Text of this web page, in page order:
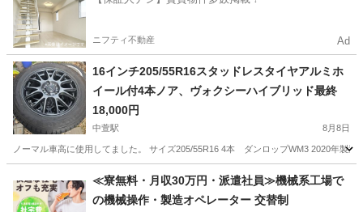
ニフティ不動産 Ad
16インチ205/55R16スタッドレスタイヤアルミホ
イール付4本ノア、ヴォクシーハイブリッド最終
18,000円
中萱駅 8月8日
ノーマル車高に使用してました。 サイズ205/55R16 4本 ダンロップWM3 2020年製
中萱駅 タイヤ、ホイール アルミ
≪寮無料・月収30万円・派遣社員≫機械系工場で
の機械操作・製造オペレーター 交替制